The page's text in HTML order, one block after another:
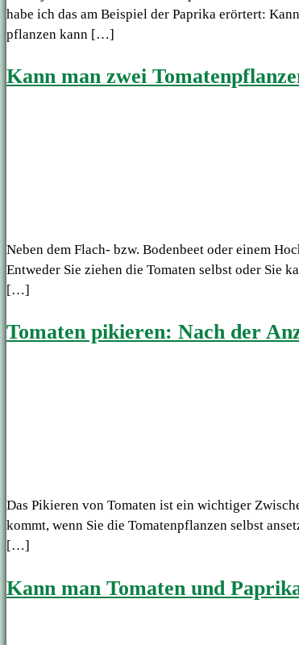
habe ich das am Beispiel der Paprika erörtert:
pflanzen kann […]
Kann man zwei
Neben dem Flach- bzw. Bodenbeet oder einem
Entweder Sie ziehen die Tomaten selbst oder Sie
[…]
Tomaten pikieren: Nach der
Das Pikieren von Tomaten ist ein wichtiger
kommt, wenn Sie die Tomatenpflanzen selbst
[…]
Kann man Tomaten und